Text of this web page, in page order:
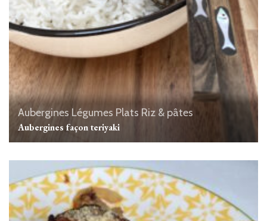
Aubergines Légumes Plats Riz & pâtes
Aubergines façon teriyaki